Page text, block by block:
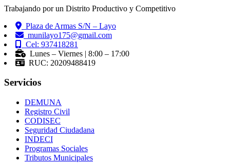
Trabajando por un Distrito Productivo y Competitivo
Plaza de Armas S/N – Layo
munilayo175@gmail.com
Cel: 937418281
Lunes – Viernes | 8:00 – 17:00
RUC: 20209488419
Servicios
DEMUNA
Registro Civil
CODISEC
Seguridad Ciudadana
INDECI
Programas Sociales
Tributos Municipales